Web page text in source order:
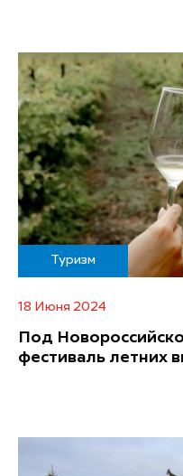
Туризм
18 Июня 2024
Под
фестиваль летних